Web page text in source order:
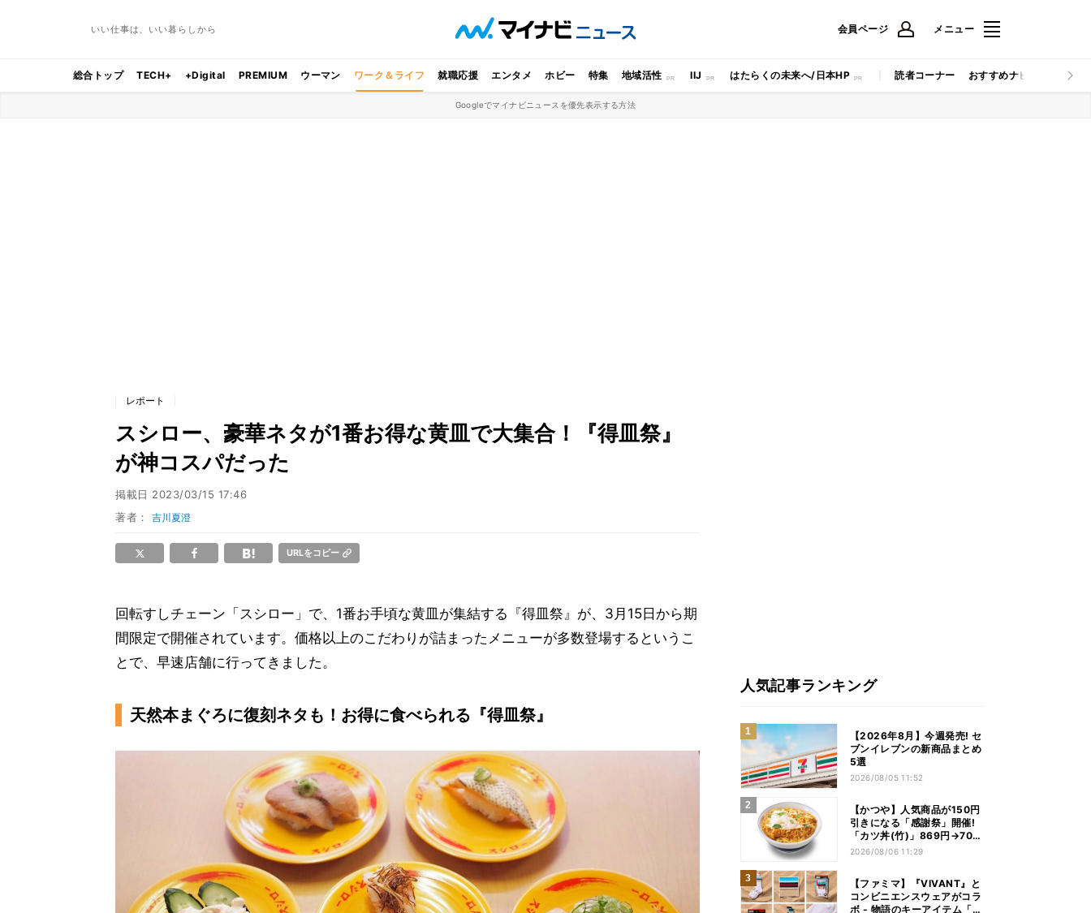
いい仕事は、いい暮らしから 会員ページ メニュー
総合トップ TECH+ +Digital PREMIUM ウーマン ワーク＆ライフ 就職応援 エンタメ ホビー 特集 地域活性 IIJ はたらくの未来へ/日本HP 読者コーナー おすすめナビ マイナビ
Googleでマイナビニュースを優先表示する方法
レポート
スシロー、豪華ネタが1番お得な黄皿で大集合！『得皿祭』
が神コスパだった
掲載日 2023/03/15 17:46
著者：吉川夏澄
URLをコピー
回転すしチェーン「スシロー」で、1番お手頃な黄皿が集結する『得皿祭』が、3月15日から期
間限定で開催されています。価格以上のこだわりが詰まったメニューが多数登場するというこ
とで、早速店舗に行ってきました。
天然本まぐろに復刻ネタも！お得に食べられる『得皿祭』
人気記事ランキング
【2026年8月】今週発売! セ
ブンイレブンの新商品まとめ
5選
2026/08/05 11:52
【かつや】人気商品が150円
引きになる「感謝祭」開催!
「カツ丼(竹)」869円→704
円、「ロースカツ定食」913
2026/08/06 11:29
【ファミマ】『VIVANT』と
コンビニエンスウェアがコラ
ボ - 物語のキーアイテム「別